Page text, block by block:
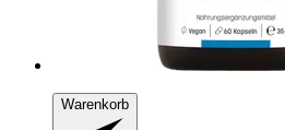
Warenkorb